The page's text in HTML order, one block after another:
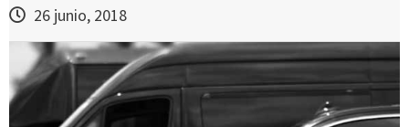
26 junio, 2018